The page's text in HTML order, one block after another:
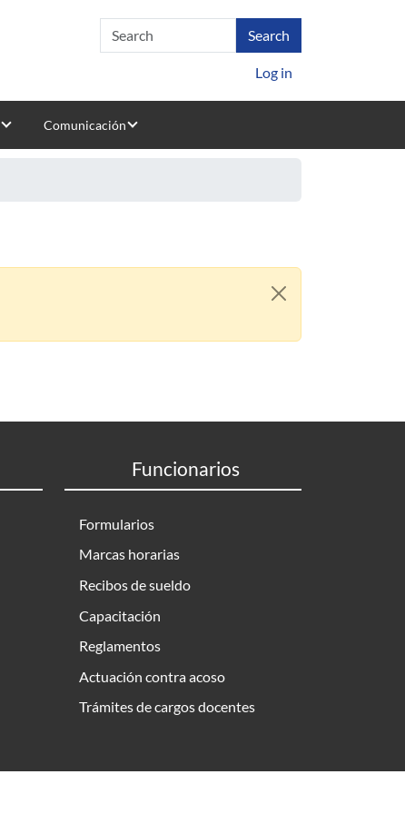
Log in
Comunicación
Funcionarios
Formularios
Marcas horarias
Recibos de sueldo
Capacitación
Reglamentos
Actuación contra acoso
Trámites de cargos docentes